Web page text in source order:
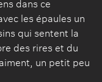
dans ce
les épaules un
qui sentent la
des rires et du
un petit peu